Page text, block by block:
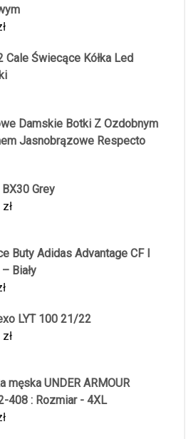
Cale Świecące Kółka Led
Damskie Botki Z Ozdobnym
Jasnobrązowe Respecto
Grey
zł
Buty Adidas Advantage CF I
Biały
LYT 100 21/22
zł
męska UNDER ARMOUR
408 : Rozmiar - 4XL